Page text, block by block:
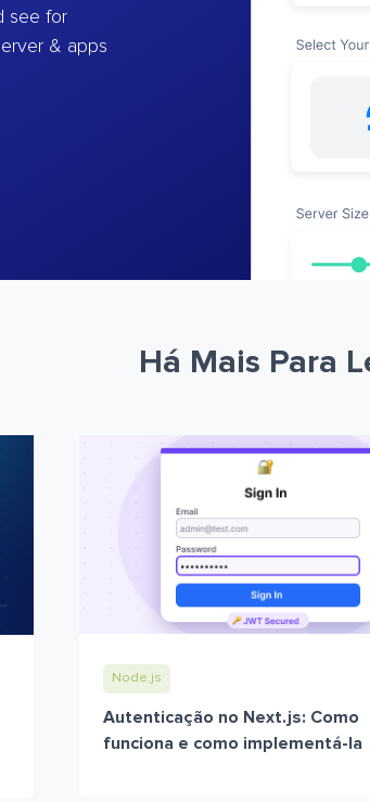
see for
& apps
Há Mais Para
Node.js
Autenticação no Next.js: Como
funciona e como implementá-la